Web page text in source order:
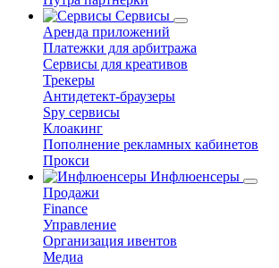
Сервисы
Аренда приложений
Платежки для арбитража
Сервисы для креативов
Трекеры
Антидетект-браузеры
Spy сервисы
Клоакинг
Пополнение рекламных кабинетов
Прокси
Инфлюенсеры
Продажи
Finance
Управление
Организация ивентов
Медиа